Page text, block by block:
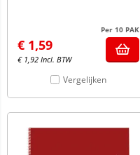
Per 10 PAK
€ 1,59
€ 1,92 Incl. BTW
Vergelijken